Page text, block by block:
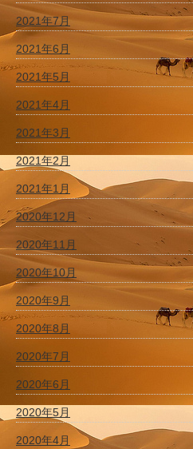
2021年7月
2021年6月
2021年5月
2021年4月
2021年3月
2021年2月
2021年1月
2020年12月
2020年11月
2020年10月
2020年9月
2020年8月
2020年7月
2020年6月
2020年5月
2020年4月